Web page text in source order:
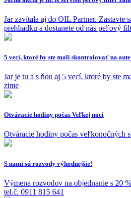
Jar zavítala aj do OIL Partner. Zastavte
prehliadku a dostanete od nás peľový
5 vecí, ktoré by ste mali skontrolovať na
Jar je tu a s ňou aj 5 vecí, ktoré by ste
zime
Otváracie hodiny počas Veľkej noci
Otváracie hodiny počas veľkonočných
S nami sú rozvody výhodnejšie!
Výmena rozvodov na objednanie s 20
tel.č. 0911 815 641